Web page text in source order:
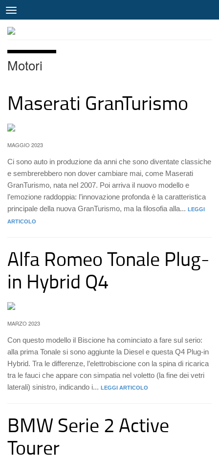
Motori
Maserati GranTurismo
MAGGIO 2023
Ci sono auto in produzione da anni che sono diventate classiche
e sembrerebbero non dover cambiare mai, come Maserati
GranTurismo, nata nel 2007. Poi arriva il nuovo modello e
l’emozione raddoppia: l’innovazione profonda è la caratteristica
principale della nuova GranTurismo, ma la filosofia alla... LEGGI
ARTICOLO
Alfa Romeo Tonale Plug-
in Hybrid Q4
MARZO 2023
Con questo modello il Biscione ha cominciato a fare sul serio:
alla prima Tonale si sono aggiunte la Diesel e questa Q4 Plug-in
Hybrid. Tra le differenze, l’elettrobiscione con la spina di ricarica
tra le fauci che appare con simpatia nel voletto (la fine dei vetri
laterali) sinistro, indicando i... LEGGI ARTICOLO
BMW Serie 2 Active
Tourer